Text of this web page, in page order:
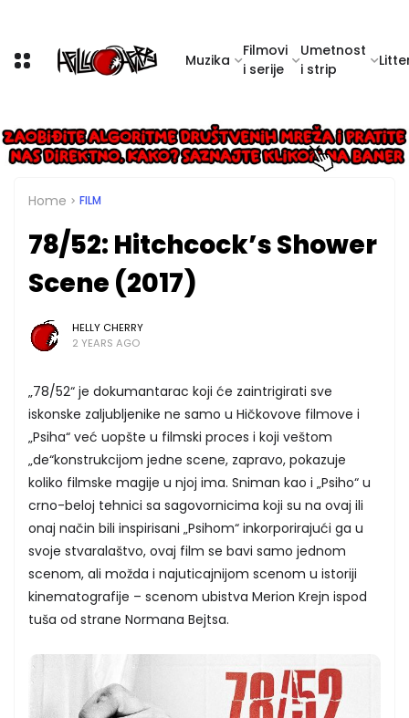
Muzika
Filmovi
i serije
Umetnost
i strip
Home FILM
78/52: Hitchcock’s Shower
Scene (2017)
HELLY CHERRY
2 YEARS AGO
„78/52“ je dokumantarac koji će zaintrigirati sve
iskonske zaljubljenike ne samo u Hičkovove filmove i
„Psiha“ već uopšte u filmski proces i koji veštom
„de“konstrukcijom jedne scene, zapravo, pokazuje
koliko filmske magije u njoj ima. Sniman kao i „Psiho“ u
crno-beloj tehnici sa sagovornicima koji su na ovaj ili
onaj način bili inspirisani „Psihom“ inkorporirajući ga u
svoje stvaralaštvo, ovaj film se bavi samo jednom
scenom, ali možda i najuticajnijom scenom u istoriji
kinematografije – scenom ubistva Merion Krejn ispod
tuša od strane Normana Bejtsa.